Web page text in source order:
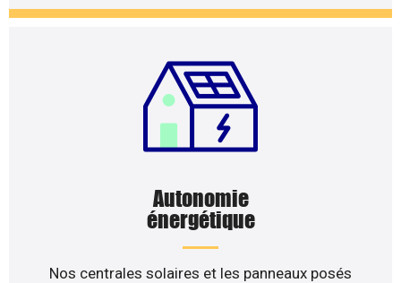
Autonomie
énergétique
Nos centrales solaires et les panneaux posés